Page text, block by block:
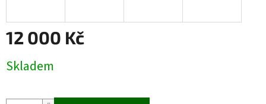
12 000 Kč
cena:
Skladem